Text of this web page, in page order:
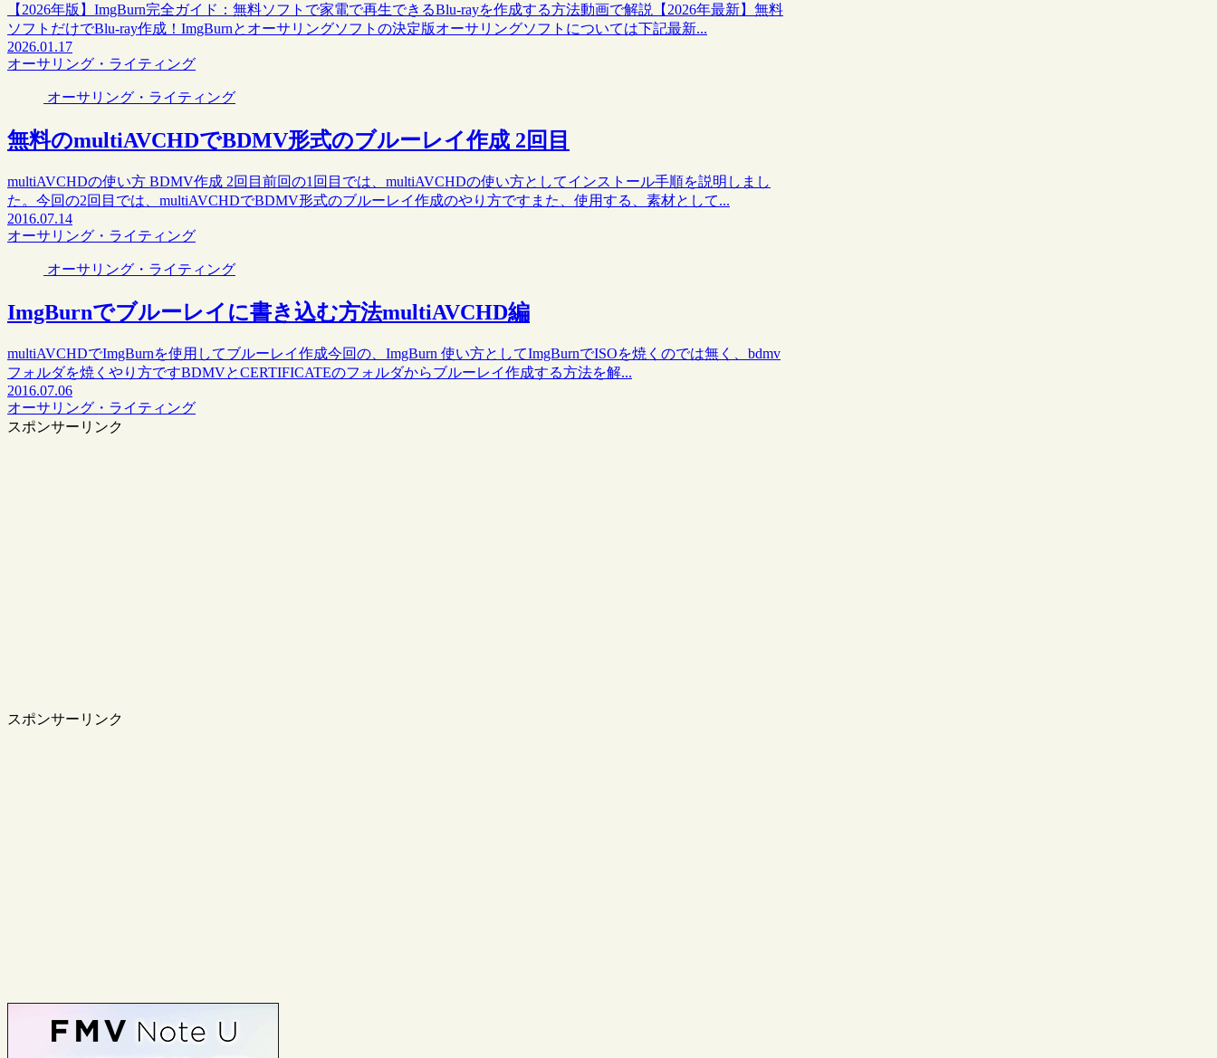
【2026年版】ImgBurn完全ガイド：無料ソフトで家電で再生できるBlu-rayを作成する方法動画で解説【2026年最新】無料
ソフトだけでBlu-ray作成！ImgBurnとオーサリングソフトの決定版オーサリングソフトについては下記最新...
2026.01.17
オーサリング・ライティング
オーサリング・ライティング
無料のmultiAVCHDでBDMV形式のブルーレイ作成 2回目
multiAVCHDの使い方 BDMV作成 2回目前回の1回目では、multiAVCHDの使い方としてインストール手順を説明しまし
た。今回の2回目では、multiAVCHDでBDMV形式のブルーレイ作成のやり方ですまた、使用する、素材として...
2016.07.14
オーサリング・ライティング
オーサリング・ライティング
ImgBurnでブルーレイに書き込む方法multiAVCHD編
multiAVCHDでImgBurnを使用してブルーレイ作成今回の、ImgBurn 使い方としてImgBurnでISOを焼くのでは無く、bdmv
フォルダを焼くやり方ですBDMVとCERTIFICATEのフォルダからブルーレイ作成する方法を解...
2016.07.06
オーサリング・ライティング
スポンサーリンク
スポンサーリンク